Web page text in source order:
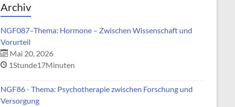
Archiv
NGF087–Thema: Hormone – Zwischen Wissenschaft und
Vorurteil
Mai 20, 2026
1Stunde17Minuten
NGF86 - Thema: Psychotherapie zwischen Forschung und
Versorgung